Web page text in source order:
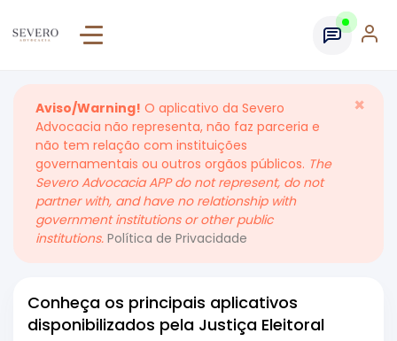
Aviso/Warning! O aplicativo da Severo
Advocacia não representa, não faz parceria e
não tem relação com instituições
governamentais ou outros orgãos públicos. The
Severo Advocacia APP do not represent, do not
partner with, and have no relationship with
government institutions or other public
institutions. Política de Privacidade
×
Conheça os principais aplicativos
disponibilizados pela Justiça Eleitoral